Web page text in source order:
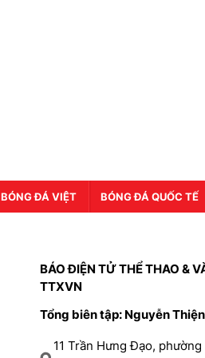
BÓNG ĐÁ VIỆT BÓNG ĐÁ QUỐC TẾ
BÁO ĐIỆN TỬ THỂ THAO &
TTXVN
Tổng biên tập: Nguyễn
11 Trần Hưng Đạo, phường